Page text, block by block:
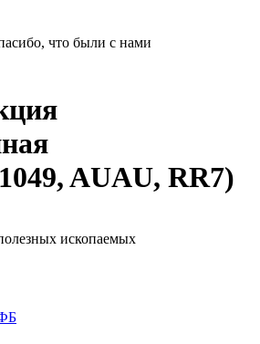
что были с нами
AUAU, RR7)
ископаемых